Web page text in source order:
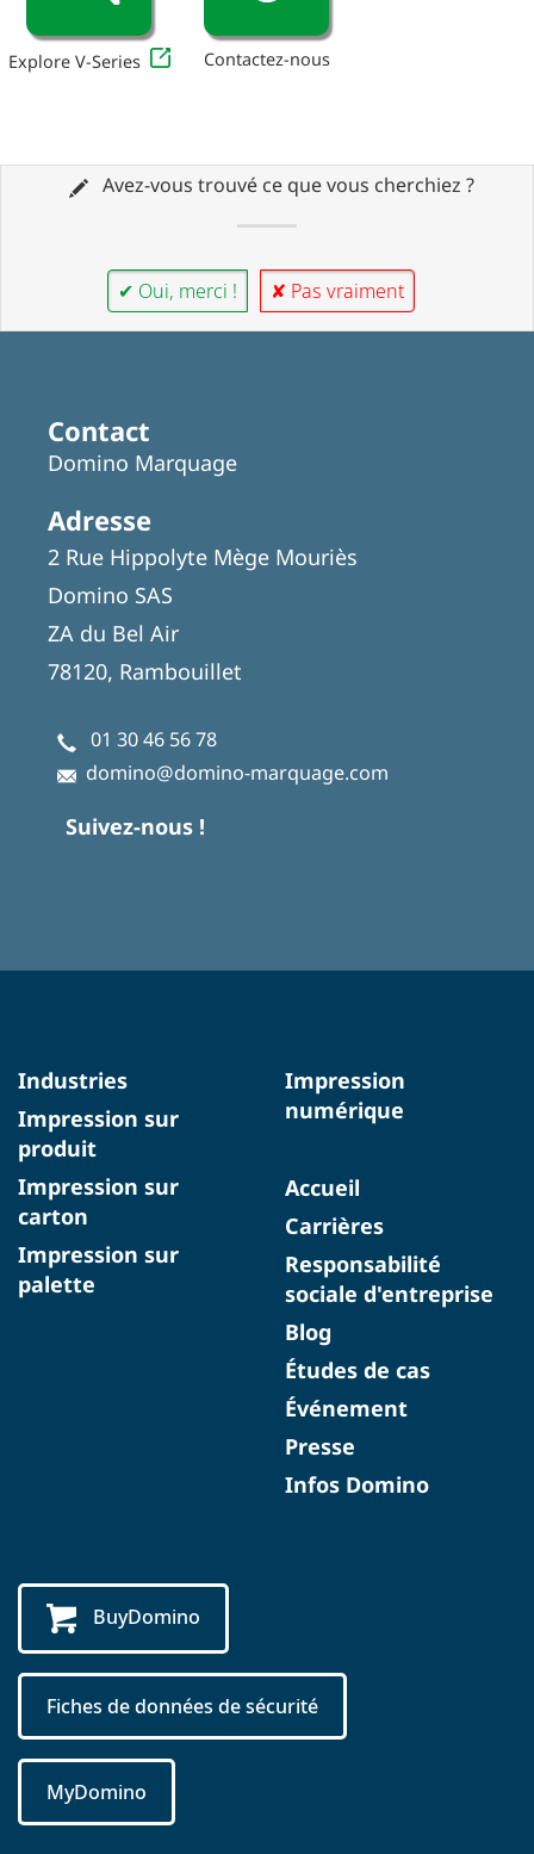
Explore V-Series Contactez-nous
Avez-vous trouvé ce que vous cherchiez ?
✔ Oui, merci ! ✘ Pas vraiment
Contact
Domino Marquage
Adresse
2 Rue Hippolyte Mège Mouriès
Domino SAS
ZA du Bel Air
78120, Rambouillet
01 30 46 56 78
domino@domino-marquage.com
Suivez-nous !
Industries
Impression sur
produit
Impression sur
carton
Impression sur
palette
Impression
numérique
Accueil
Carrières
Responsabilité
sociale d'entreprise
Blog
Études de cas
Événement
Presse
Infos Domino
BuyDomino
Fiches de données de sécurité
MyDomino